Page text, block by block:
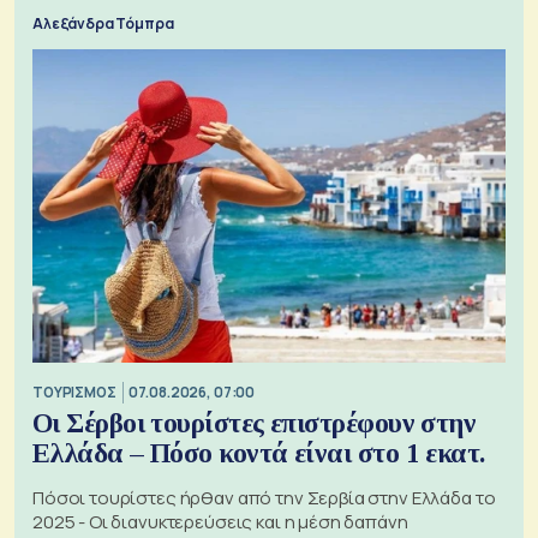
Αλεξάνδρα Τόμπρα
ΤΟΥΡΙΣΜΟΣ 07.08.2026, 07:00
Οι Σέρβοι τουρίστες επιστρέφουν στην
Ελλάδα – Πόσο κοντά είναι στο 1 εκατ.
Πόσοι τουρίστες ήρθαν από την Σερβία στην Ελλάδα το
2025 - Οι διανυκτερεύσεις και η μέση δαπάνη